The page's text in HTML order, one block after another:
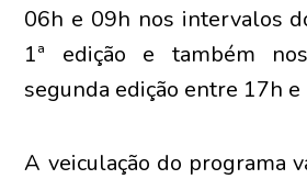
06h e 09h nos intervalos
1ª edição e também
segunda edição entre 17h e
A veiculação do programa